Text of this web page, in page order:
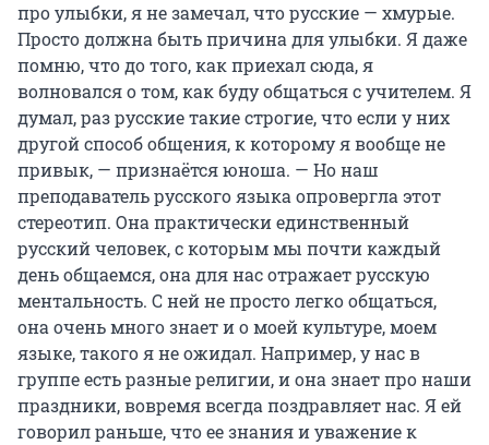
про улыбки, я не замечал, что русские — хмурые.
Просто должна быть причина для улыбки. Я даже
помню, что до того, как приехал сюда, я
волновался о том, как буду общаться с учителем. Я
думал, раз русские такие строгие, что если у них
другой способ общения, к которому я вообще не
привык, — признаётся юноша. — Но наш
преподаватель русского языка опровергла этот
стереотип. Она практически единственный
русский человек, с которым мы почти каждый
день общаемся, она для нас отражает русскую
ментальность. С ней не просто легко общаться,
она очень много знает и о моей культуре, моем
языке, такого я не ожидал. Например, у нас в
группе есть разные религии, и она знает про наши
праздники, вовремя всегда поздравляет нас. Я ей
говорил раньше, что ее знания и уважение к